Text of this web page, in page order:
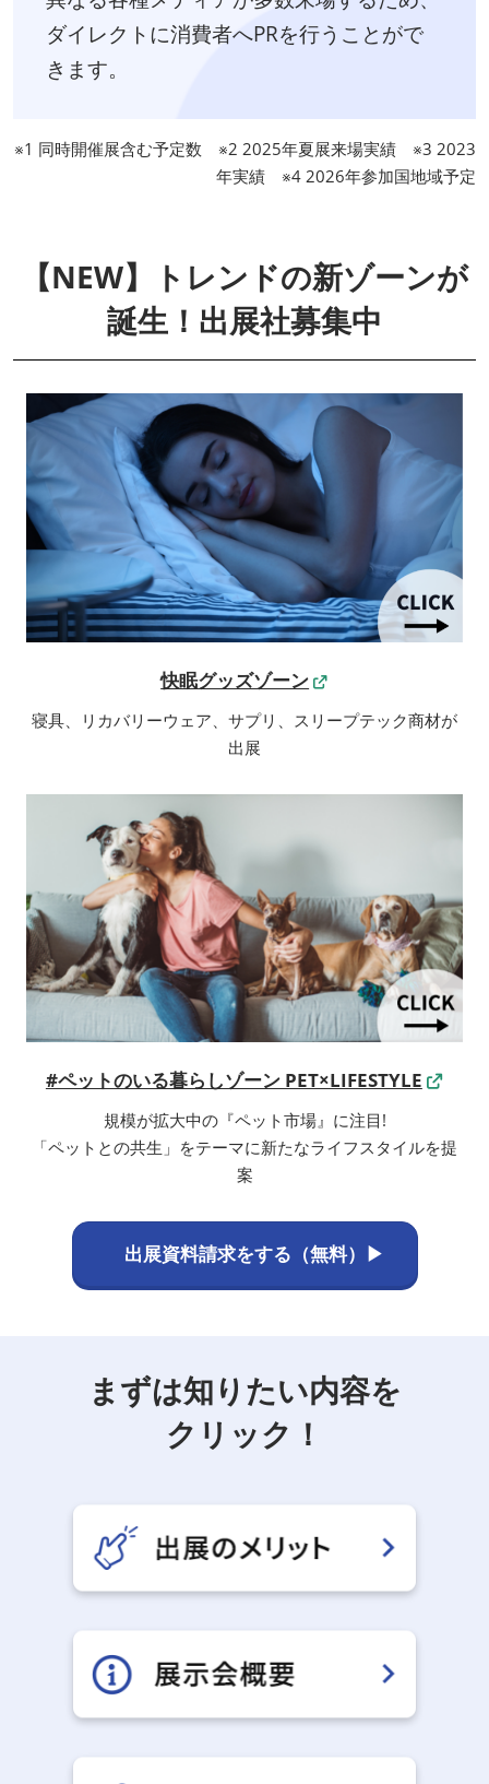
ダイレクトに消費者へPRを行うことがで
きます。
※1 同時開催展含む予定数 ※2 2025年夏展来場実績 ※3 2023
年実績 ※4 2026年参加国地域予定
【NEW】トレンドの新ゾーンが
誕生！出展社募集中
快眠グッズゾーン
寝具、リカバリーウェア、サプリ、スリープテック商材が
出展
#ペットのいる暮らしゾーン PET×LIFESTYLE
規模が拡大中の『ペット市場』に注目!
「ペットとの共生」をテーマに新たなライフスタイルを提
案
出展資料請求をする（無料）▶
まずは知りたい内容を
クリック！